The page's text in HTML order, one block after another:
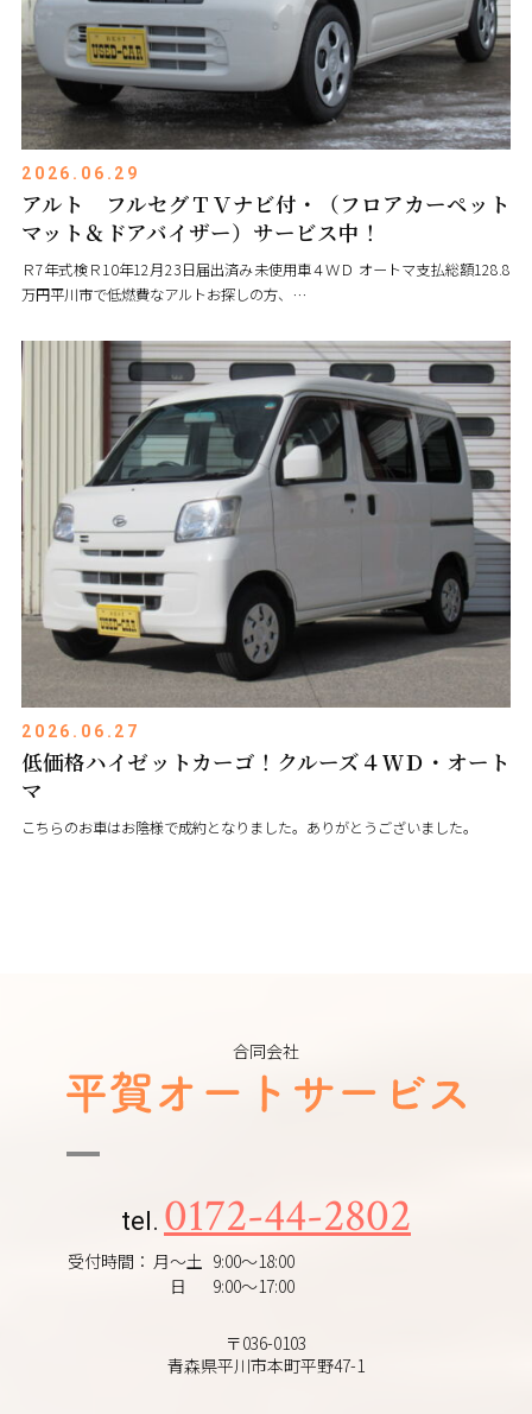
2026.06.29
アルト フルセグＴＶナビ付・（フロアカーペット
マット＆ドアバイザー）サービス中！
Ｒ7年式検Ｒ10年12月23日届出済み未使用車４ＷＤ オートマ支払総額128.8
万円平川市で低燃費なアルトお探しの方、…
2026.06.27
低価格ハイゼットカーゴ！クルーズ４ＷＤ・オート
マ
こちらのお車はお陰様で成約となりました。ありがとうございました。
合同会社
tel. 0172-44-2802
受付時間： 月～土 9:00～18:00
日
9:00～17:00
〒036-0103
青森県平川市本町平野47-1